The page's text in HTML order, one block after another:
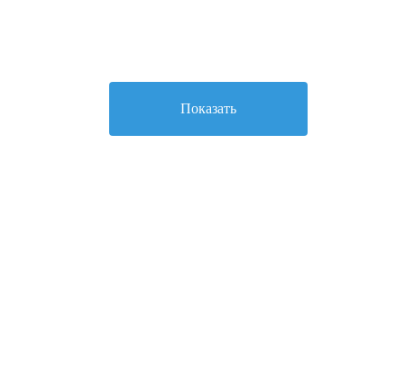
Показать